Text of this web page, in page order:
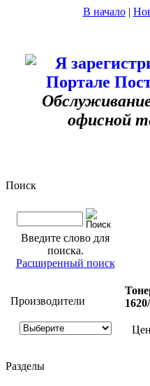
В начало|
офисной
Поиск
Введите слово для
поиска.
Расширенный поиск
Производители
Разделы